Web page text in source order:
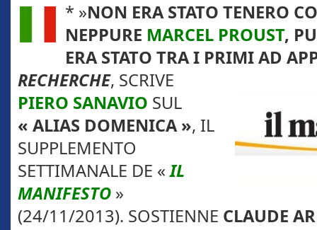
* »NON ERA STATO TENERO
NEPPURE MARCEL PROUST,
ERA STATO TRA I PRIMI AD
RECHERCHE, SCRIVE
PIERO SANAVIO SUL
« ALIAS DOMENICA », IL
SUPPLEMENTO
SETTIMANALE DE «IL
MANIFESTO »
(24/11/2013). SOSTIENNE CLAUDE